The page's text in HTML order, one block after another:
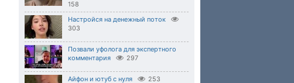
158
Настройся на денежный поток
303
Позвали уфолога для экспертного
комментария
297
Айфон и ютуб с нуля 253